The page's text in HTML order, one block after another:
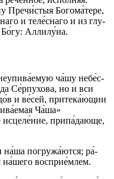
Пречи́стыя Бо­го­ма́­те­ре,
и теле́снаго и из глу­
Алли­лу́иа.
ча́шу не­бе́с­
Се́рпухова, но и вси
и ве́­сей, притека́ющии
Ча́ша»
при­па́­даю­ще,
на́­ша погружа́ются; ра́­
на́­ше­го восприе́млем.